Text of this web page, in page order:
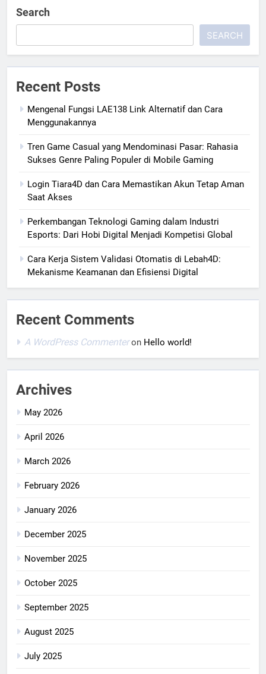
Search
SEARCH
Recent Posts
Mengenal Fungsi LAE138 Link Alternatif dan Cara
Menggunakannya
Tren Game Casual yang Mendominasi Pasar: Rahasia
Sukses Genre Paling Populer di Mobile Gaming
Login Tiara4D dan Cara Memastikan Akun Tetap Aman
Saat Akses
Perkembangan Teknologi Gaming dalam Industri
Esports: Dari Hobi Digital Menjadi Kompetisi Global
Cara Kerja Sistem Validasi Otomatis di Lebah4D:
Mekanisme Keamanan dan Efisiensi Digital
Recent Comments
A WordPress Commenteron Hello world!
Archives
May 2026
April 2026
March 2026
February 2026
January 2026
December 2025
November 2025
October 2025
September 2025
August 2025
July 2025